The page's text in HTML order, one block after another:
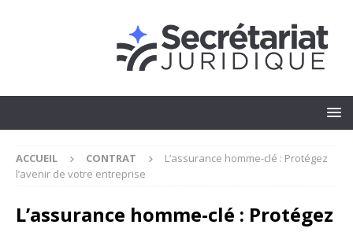
ACCUEIL CONTRAT
L’assurance homme-clé : Protégez
l’avenir de votre entreprise
L’assurance homme-clé : Protégez